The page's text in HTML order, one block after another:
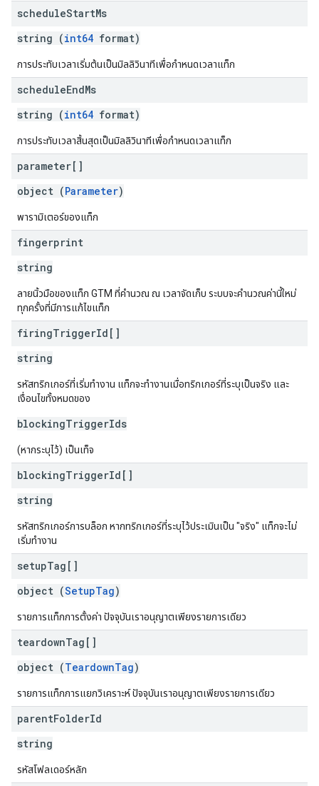
scheduleStartMs
string (int64 format)
การประทับเวลาเริ่มต้นเป็นมิลลิวินาทีเพื่อกําหนดเวลาแท็ก
scheduleEndMs
string (int64 format)
การประทับเวลาสิ้นสุดเป็นมิลลิวินาทีเพื่อกําหนดเวลาแท็ก
parameter[]
object (Parameter)
พารามิเตอร์ของแท็ก
fingerprint
string
ลายนิ้วมือของแท็ก GTM ที่คำนวณ ณ เวลาจัดเก็บ ระบบจะคํานวณค่านี้ใหม่
ทุกครั้งที่มีการแก้ไขแท็ก
firingTriggerId[]
string
รหัสทริกเกอร์ที่เริ่มทํางาน แท็กจะทํางานเมื่อทริกเกอร์ที่ระบุเป็นจริง และ
เงื่อนไขทั้งหมดของ
blockingTriggerIds
(หากระบุไว้) เป็นเท็จ
blockingTriggerId[]
string
รหัสทริกเกอร์การบล็อก หากทริกเกอร์ที่ระบุไว้ประเมินเป็น "จริง" แท็กจะไม่
เริ่มทํางาน
setupTag[]
object (SetupTag)
รายการแท็กการตั้งค่า ปัจจุบันเราอนุญาตเพียงรายการเดียว
teardownTag[]
object (TeardownTag)
รายการแท็กการแยกวิเคราะห์ ปัจจุบันเราอนุญาตเพียงรายการเดียว
parentFolderId
string
รหัสโฟลเดอร์หลัก